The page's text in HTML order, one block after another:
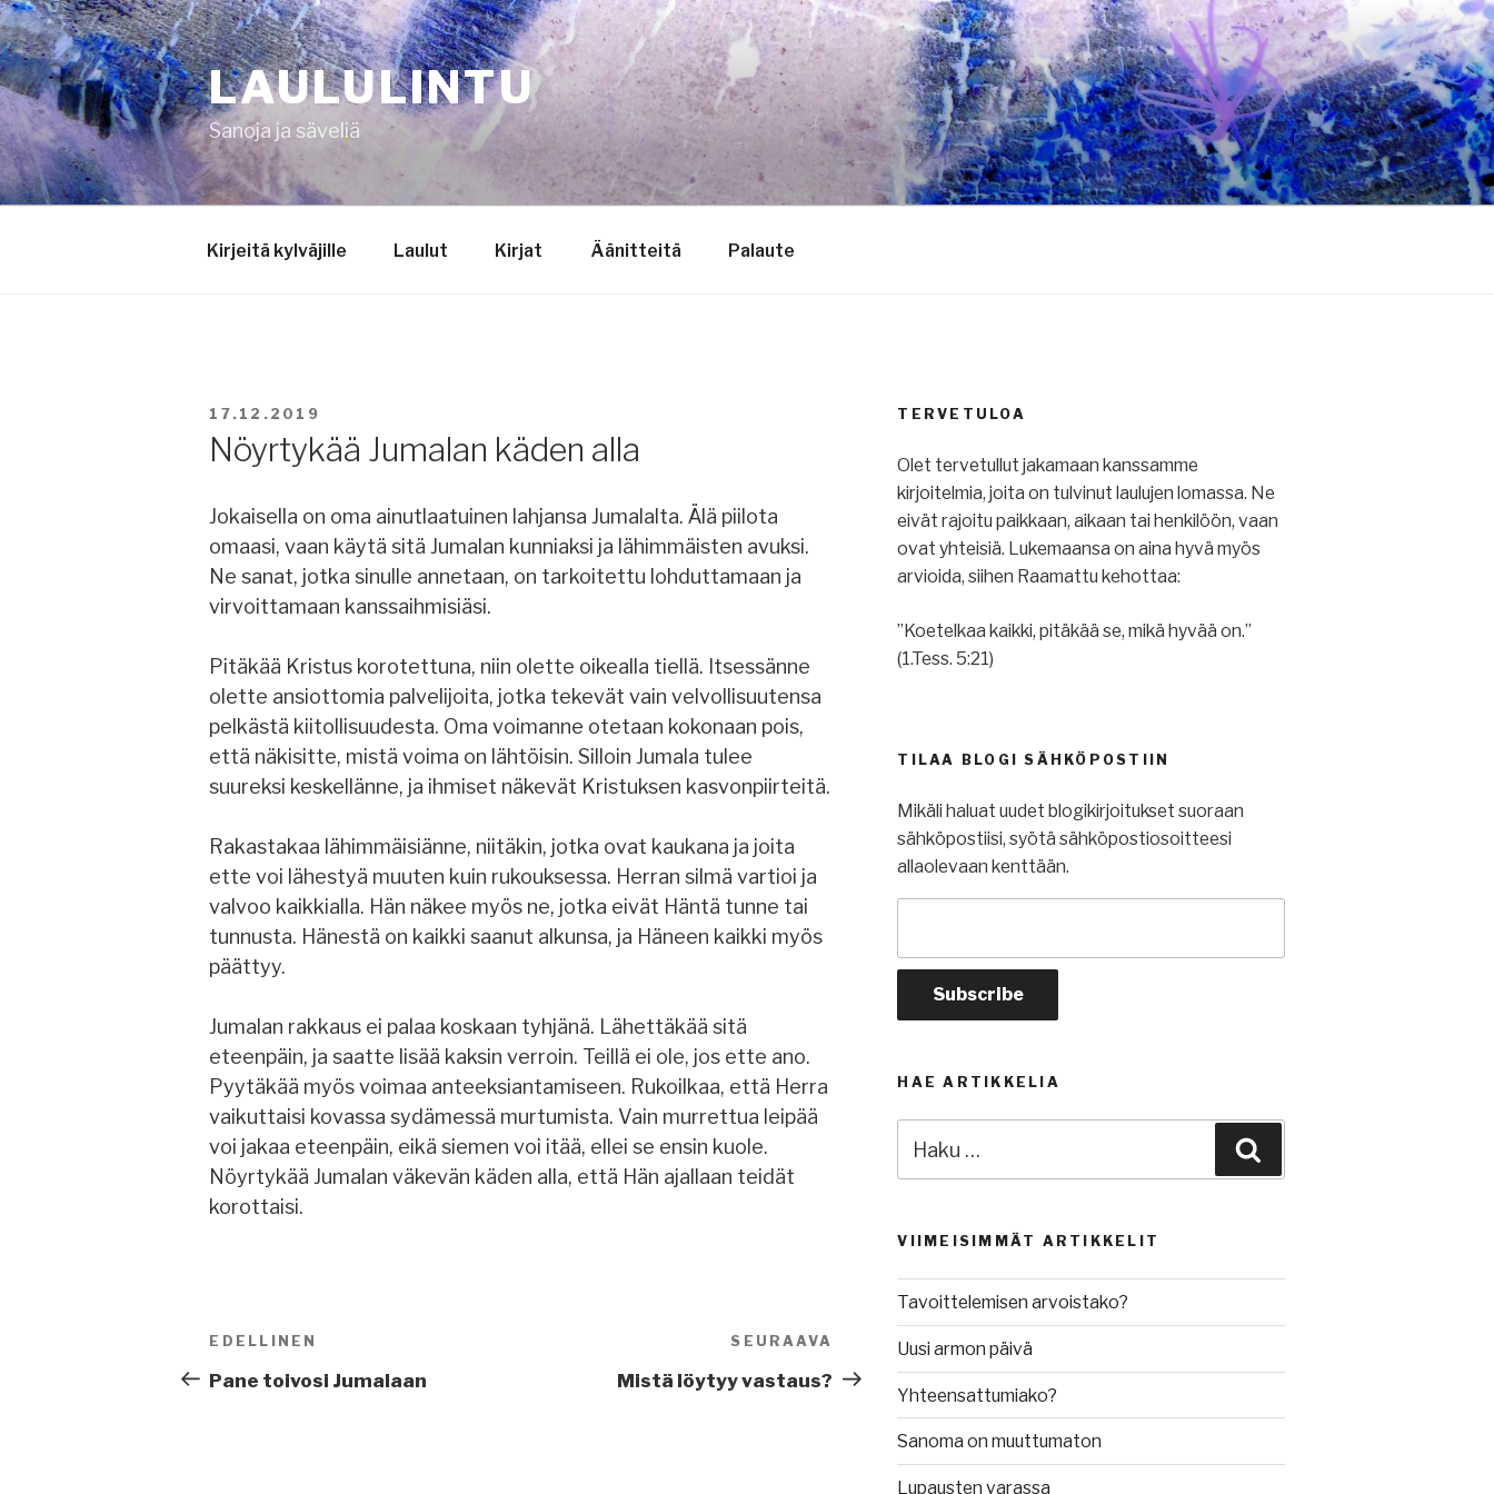
Siirry
sisältöön
LAULULINTU
Sanoja ja säveliä
Kirjeitä kylväjille Laulut Kirjat Äänitteitä Palaute
JULKAISTU
17.12.2019
Nöyrtykää Jumalan käden alla
Jokaisella on oma ainutlaatuinen lahjansa Jumalalta. Älä piilota
omaasi, vaan käytä sitä Jumalan kunniaksi ja lähimmäisten avuksi.
Ne sanat, jotka sinulle annetaan, on tarkoitettu lohduttamaan ja
virvoittamaan kanssaihmisiäsi.
Pitäkää Kristus korotettuna, niin olette oikealla tiellä. Itsessänne
olette ansiottomia palvelijoita, jotka tekevät vain velvollisuutensa
pelkästä kiitollisuudesta. Oma voimanne otetaan kokonaan pois,
että näkisitte, mistä voima on lähtöisin. Silloin Jumala tulee
suureksi keskellänne, ja ihmiset näkevät Kristuksen kasvonpiirteitä.
Rakastakaa lähimmäisiänne, niitäkin, jotka ovat kaukana ja joita
ette voi lähestyä muuten kuin rukouksessa. Herran silmä vartioi ja
valvoo kaikkialla. Hän näkee myös ne, jotka eivät Häntä tunne tai
tunnusta. Hänestä on kaikki saanut alkunsa, ja Häneen kaikki myös
päättyy.
Jumalan rakkaus ei palaa koskaan tyhjänä. Lähettäkää sitä
eteenpäin, ja saatte lisää kaksin verroin. Teillä ei ole, jos ette ano.
Pyytäkää myös voimaa anteeksiantamiseen. Rukoilkaa, että Herra
vaikuttaisi kovassa sydämessä murtumista. Vain murrettua leipää
voi jakaa eteenpäin, eikä siemen voi itää, ellei se ensin kuole.
Nöyrtykää Jumalan väkevän käden alla, että Hän ajallaan teidät
korottaisi.
Artikkelien
selaus
Edellinen
artikkeli
EDELLINEN
Pane toivosi Jumalaan
Seuraava
artikkeli
SEURAAVA
Mistä löytyy vastaus?
TERVETULOA
Olet tervetullut jakamaan kanssamme
kirjoitelmia, joita on tulvinut laulujen lomassa. Ne
eivät rajoitu paikkaan, aikaan tai henkilöön, vaan
ovat yhteisiä. Lukemaansa on aina hyvä myös
arvioida, siihen Raamattu kehottaa:
”Koetelkaa kaikki, pitäkää se, mikä hyvää on.”
(1.Tess. 5:21)
TILAA BLOGI SÄHKÖPOSTIIN
Mikäli haluat uudet blogikirjoitukset suoraan
sähköpostiisi, syötä sähköpostiosoitteesi
allaolevaan kenttään.
HAE ARTIKKELIA
VIIMEISIMMÄT ARTIKKELIT
Tavoittelemisen arvoistako?
Uusi armon päivä
Yhteensattumiako?
Sanoma on muuttumaton
Lupausten varassa